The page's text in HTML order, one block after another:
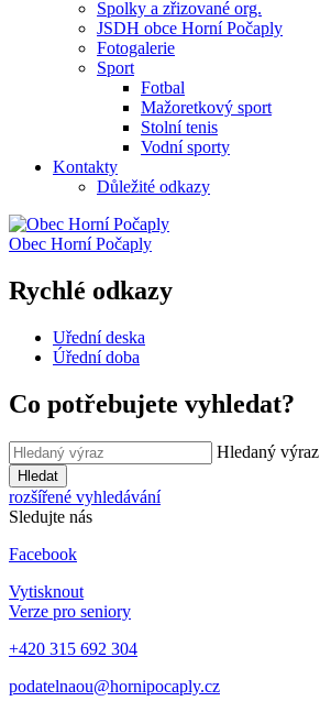
Spolky a zřizované org.
JSDH obce Horní Počaply
Fotogalerie
Sport
Fotbal
Mažoretkový sport
Stolní tenis
Vodní sporty
Kontakty
Důležité odkazy
Obec Horní Počaply
Rychlé odkazy
Uřední deska
Úřední doba
Co potřebujete vyhledat?
Hledaný výraz
Hledat
rozšířené vyhledávání
Sledujte nás
Facebook
Vytisknout
Verze pro seniory
+420 315 692 304
podatelnaou@hornipocaply.cz